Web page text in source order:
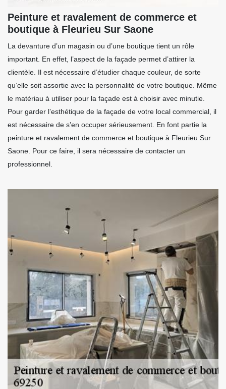
Peinture et ravalement de commerce et
boutique à Fleurieu Sur Saone
La devanture d’un magasin ou d’une boutique tient un rôle
important. En effet, l’aspect de la façade permet d’attirer la
clientèle. Il est nécessaire d’étudier chaque couleur, de sorte
qu’elle soit assortie avec la personnalité de votre boutique. Même
le matériau à utiliser pour la façade est à choisir avec minutie.
Pour garder l’esthétique de la façade de votre local commercial, il
est nécessaire de s’en occuper sérieusement. En font partie la
peinture et ravalement de commerce et boutique à Fleurieu Sur
Saone. Pour ce faire, il sera nécessaire de contacter un
professionnel.